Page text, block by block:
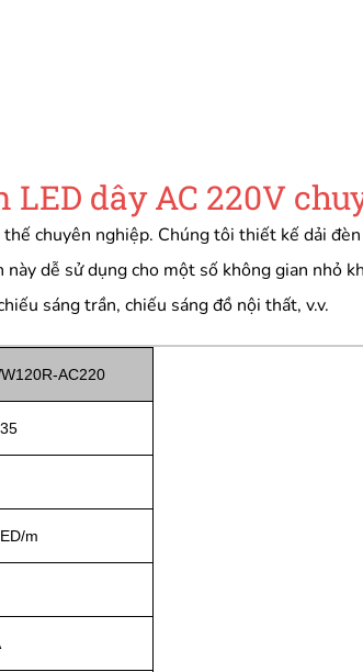
LED dây AC 220V
chuyên nghiệp. Chúng tôi thiết kế dải
dễ sử dụng cho một số không gian nhỏ
sáng trần, chiếu sáng đồ nội thất, v.v.
AC220
m